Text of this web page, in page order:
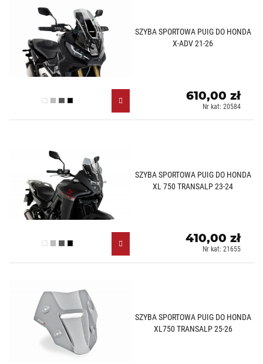
SZYBA SPORTOWA PUIG DO HONDA
X-ADV 21-26
Przezroczysty (W)
Lekko przyciemniany (H)
Mocno przyciemniany (F)
Czarny (N)
610,00 zł
Nr kat: 20584
SZYBA SPORTOWA PUIG DO HONDA
XL 750 TRANSALP 23-24
Przezroczysty (W)
Lekko przyciemniany (H)
Mocno przyciemniany (F)
Czarny (N)
410,00 zł
Nr kat: 21655
SZYBA SPORTOWA PUIG DO HONDA
XL750 TRANSALP 25-26